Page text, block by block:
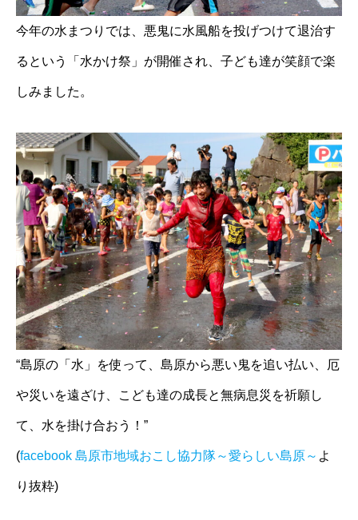
今年の水まつりでは、悪鬼に水風船を投げつけて退治す
るという「水かけ祭」が開催され、子ども達が笑顔で楽
しみました。
“島原の「水」を使って、島原から悪い鬼を追い払い、厄
や災いを遠ざけ、こども達の成長と無病息災を祈願し
て、水を掛け合おう！”
(facebook 島原市地域おこし協力隊～愛らしい島原～ よ
り抜粋)